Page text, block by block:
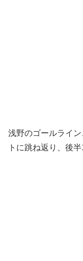
浅野のゴールライ
トに跳ね返り、後